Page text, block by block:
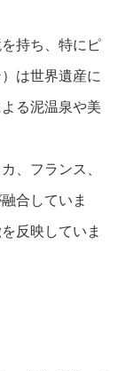
持ち、特にピ
は世界遺産に
る泥温泉や美
、フランス、
合していま
反映していま